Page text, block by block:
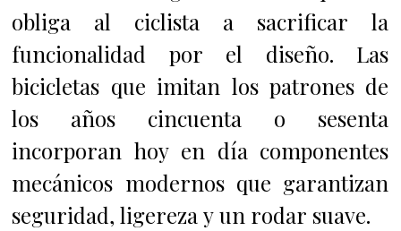
obliga al ciclista a sacrificar la
funcionalidad por el diseño. Las
bicicletas que imitan los patrones de
los años cincuenta o sesenta
incorporan hoy en día componentes
mecánicos modernos que garantizan
seguridad, ligereza y un rodar suave.